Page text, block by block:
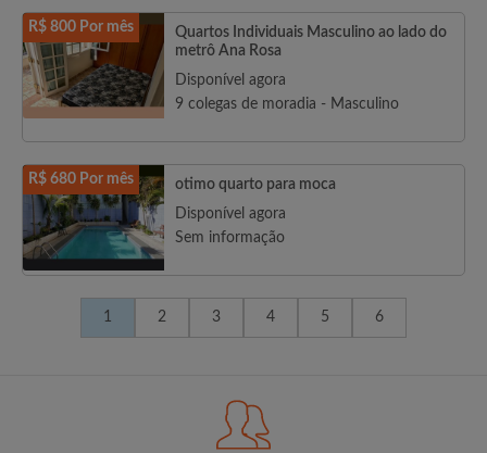
R$ 800 Por mês
Quartos Individuais Masculino ao lado do
metrô Ana Rosa
Disponível agora
9 colegas de moradia - Masculino
R$ 680 Por mês
otimo quarto para moca
Disponível agora
Sem informação
1 2 3 4 5 6